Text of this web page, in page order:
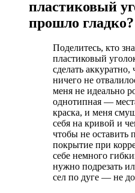
пластиковый
прошло гладко?
Поделитесь, кто
пластиковый
сделать
ничего не
меня не идеально
однотипная —
краска, и меня
себя на кривой и
чтобы не оставить
покрытие при
себе немного
нужно подрезать
сел по дуге — не